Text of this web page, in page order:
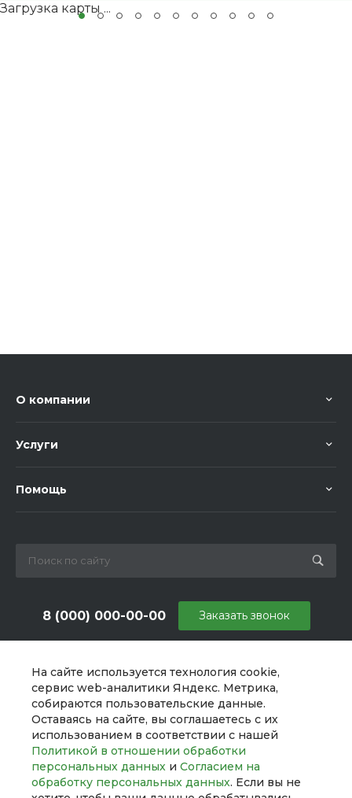
На сайте используется технология cookie,
сервис web-аналитики Яндекс. Метрика,
собираются пользовательские данные.
Оставаясь на сайте, вы соглашаетесь с их
использованием в соответствии с нашей
Политикой в отношении обработки
персональных данных и Согласием на
обработку персональных данных. Если вы не
Загрузка карты ...
О компании
Услуги
Помощь
8 (000) 000-00-00
г. Москва, ул. Шапкина, д. 11
Заказать звонок